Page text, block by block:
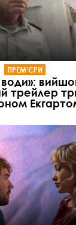
ПРЕМ'ЄРИ
води»:
трейлер